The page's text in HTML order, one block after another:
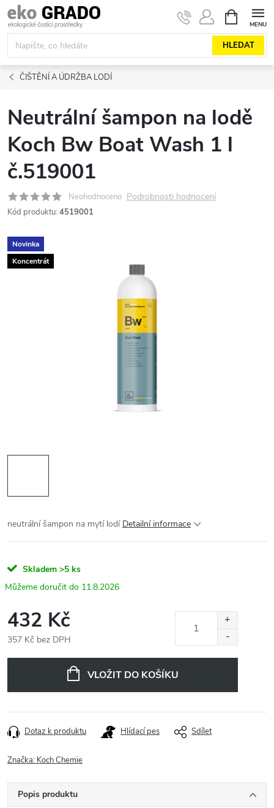
Přejít
na
obsah
HLEDAT
NÁKUPNÍ
KOŠÍK
ČIŠTĚNÍ A ÚDRŽBA LODÍ
Neutrální šampon na lodě
Koch Bw Boat Wash 1 l
č.519001
Neohodnoceno Podrobnosti hodnocení
Kód produktu: 4519001
Novinka
Koncentrát
neutrální šampon na mytí lodí Detailní informace
Skladem >5 ks
11.8.2026
432 Kč
357 Kč bez DPH
VLOŽIT DO KOŠÍKU
Dotaz k produktu Hlídací pes Sdílet
Značka: Koch Chemie
Popis produktu